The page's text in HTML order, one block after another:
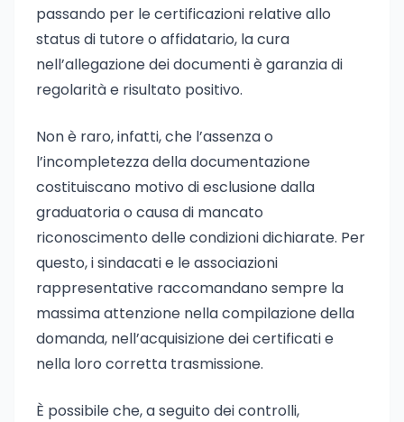
passando per le certificazioni relative allo
status di tutore o affidatario, la cura
nell’allegazione dei documenti è garanzia di
regolarità e risultato positivo.
Non è raro, infatti, che l’assenza o
l’incompletezza della documentazione
costituiscano motivo di esclusione dalla
graduatoria o causa di mancato
riconoscimento delle condizioni dichiarate. Per
questo, i sindacati e le associazioni
rappresentative raccomandano sempre la
massima attenzione nella compilazione della
domanda, nell’acquisizione dei certificati e
nella loro corretta trasmissione.
È possibile che, a seguito dei controlli,